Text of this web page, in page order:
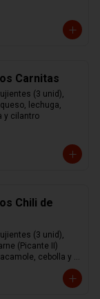
Carnitas
(3 unid),
lechuga,
y cilantro
Chili de
(3 unid),
(Picante II)
cebolla y